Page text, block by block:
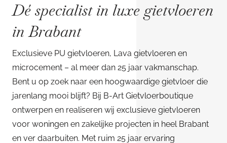
Dé specialist in luxe gietvloeren
in Brabant
Exclusieve PU gietvloeren, Lava gietvloeren en
microcement – al meer dan 25 jaar vakmanschap.
Bent u op zoek naar een hoogwaardige gietvloer die
jarenlang mooi blijft? Bij B-Art Gietvloerboutique
ontwerpen en realiseren wij exclusieve gietvloeren
voor woningen en zakelijke projecten in heel Brabant
en ver daarbuiten. Met ruim 25 jaar ervaring